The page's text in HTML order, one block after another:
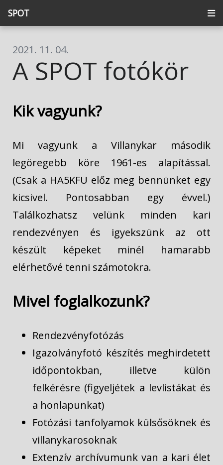
SPOT
2021. 11. 04.
A SPOT fotókör
Kik vagyunk?
Mi vagyunk a Villanykar második
legöregebb köre 1961-es alapítással.
(Csak a HA5KFU előz meg bennünket egy
kicsivel. Pontosabban egy évvel.)
Találkozhatsz velünk minden kari
rendezvényen és igyekszünk az ott
készült képeket minél hamarabb
elérhetővé tenni számotokra.
Mivel foglalkozunk?
Rendezvényfotózás
Igazolványfotó készítés meghirdetett
időpontokban, illetve külön
felkérésre (figyeljétek a levlistákat és
a honlapunkat)
Fotózási tanfolyamok külsősöknek és
villanykarosoknak
Extenzív archívumunk van a kari élet